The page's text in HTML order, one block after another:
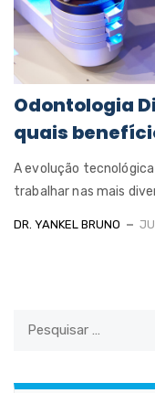
Odontologia
quais
A evolução
trabalhar nas mais
DR. YANKEL BRUNO